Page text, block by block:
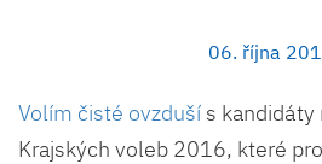
06. října
Volím čisté ovzduší s kandidáty
Krajských voleb 2016, které